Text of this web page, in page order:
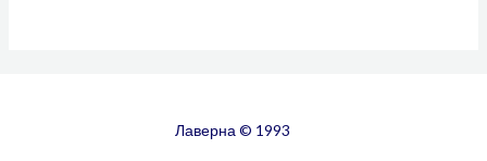
Лаверна © 1993